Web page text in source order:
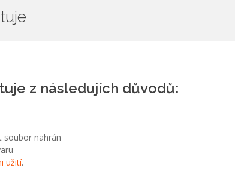
z následujích důvodů:
soubor nahrán
užití.